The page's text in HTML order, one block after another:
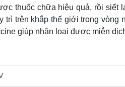
thuốc chữa hiệu quả, rồi siết
trì trên khắp thế giới trong vòng
giúp nhân loại được miễn